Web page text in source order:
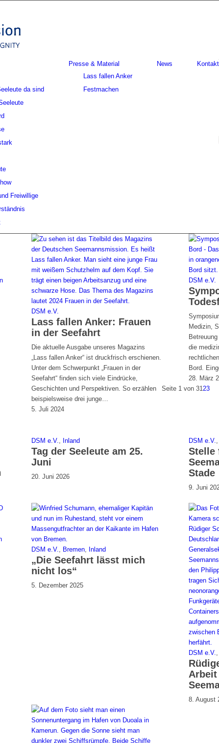
da sind
Freiwillige
Presse & Material
Lass fallen Anker
Festmachen
News
Kontakt
DSM e.V.
Lass fallen Anker: Frauen
in der Seefahrt
Die aktuelle Ausgabe unseres Magazins
„Lass fallen Anker“ ist druckfrisch erschienen.
Unter dem Schwerpunkt „Frauen in der
Seefahrt“ finden sich viele Eindrücke,
Geschichten und Perspektiven. So erzählen
beispielsweise drei junge…
5. Juli 2024
DSM e.V.
Medizin,
die
Bord.
28. März
DSM e.V., Inland
Tag der Seeleute am 25.
Juni
20. Juni 2026
DSM e.V.,
Stelle
Stade
9. Juni
DSM e.V., Bremen, Inland
„Die Seefahrt lässt mich
nicht los“
5. Dezember 2025
DSM e.V.,
Arbeit
8. August
Seite 1 von 3123